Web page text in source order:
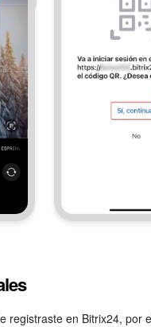
registraste en Bitrix24, por